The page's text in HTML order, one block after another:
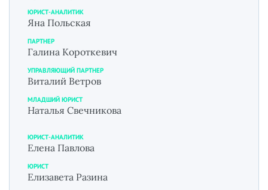
ЮРИСТ-АНАЛИТИК
Яна Польская
ПАРТНЕР
Галина Короткевич
УПРАВЛЯЮЩИЙ ПАРТНЕР
Виталий Ветров
МЛАДШИЙ ЮРИСТ
Наталья Свечникова
ЮРИСТ-АНАЛИТИК
Елена Павлова
ЮРИСТ
Елизавета Разина